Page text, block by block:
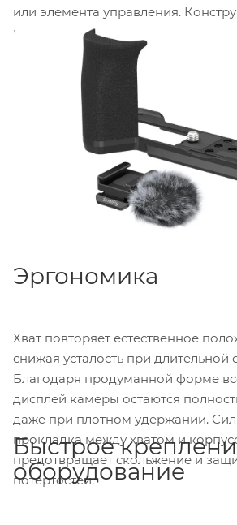
или элемента управления.
нижнюю монтажную плиту с
быстрой установки на штатив или
силиконовые накладки бережно
от царапин. В комплекте также
ветрозащитный экран для
креплением «горячий башмак»,
качество звука при съёмке на
Эргономика
Хват повторяет естественное
снижая усталость при длительной
Благодаря продуманной форме
дисплей камеры остаются
даже при плотном удержании.
прокладка между хватом и
предотвращает скольжение и
потёртостей.
Быстрое
оборудование